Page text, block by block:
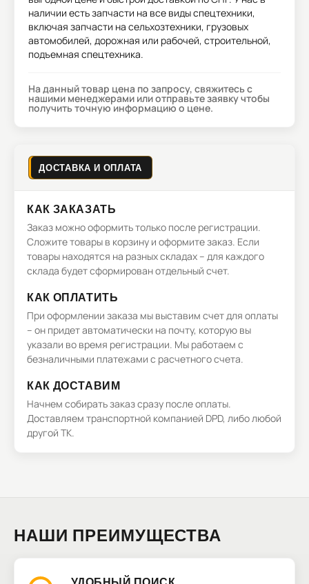
наличии есть запчасти на все виды спецтехники,
включая запчасти на сельхозтехники, грузовых
автомобилей, дорожная или рабочей, строительной,
подъемная спецтехника.
На данный товар цена по запросу, свяжитесь с
нашими менеджерами или отправьте заявку чтобы
получить точную информацию о цене.
ДОСТАВКА И ОПЛАТА
КАК ЗАКАЗАТЬ
Заказ можно оформить только после регистрации.
Сложите товары в корзину и оформите заказ. Если
товары находятся на разных складах – для каждого
склада будет сформирован отдельный счет.
КАК ОПЛАТИТЬ
При оформлении заказа мы выставим счет для оплаты
– он придет автоматически на почту, которую вы
указали во время регистрации. Мы работаем с
безналичными платежами с расчетного счета.
КАК ДОСТАВИМ
Начнем собирать заказ сразу после оплаты.
Доставляем транспортной компанией DPD, либо любой
другой ТК.
НАШИ ПРЕИМУЩЕСТВА